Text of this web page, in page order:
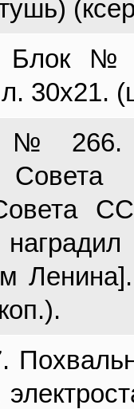
Блок
30х21.
№ 266.